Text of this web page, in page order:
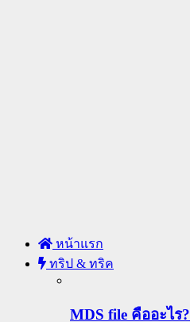
หน้าแรก
ทริป & ทริค
MDS file คืออะไร?